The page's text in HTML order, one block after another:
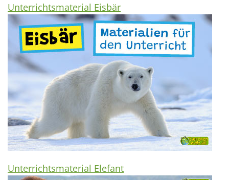
Unterrichtsmaterial Eisbär
Unterrichtsmaterial Elefant